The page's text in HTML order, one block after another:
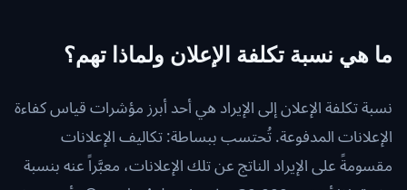
ما هي نسبة تكلفة الإعلان ولماذا تهم؟
نسبة تكلفة الإعلان إلى الإيراد هي أحد أبرز مؤشرات قياس كفاءة
الإعلانات المدفوعة. تُحتسب ببساطة: تكاليف الإعلانات
مقسومةً على الإيراد الناتج عن تلك الإعلانات، معبَّراً عنه بنسبة